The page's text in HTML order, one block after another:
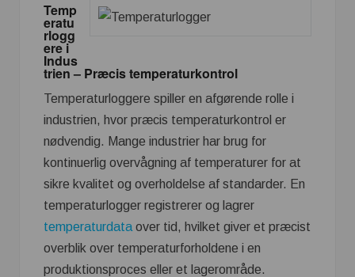
Temp
eratu
rlogg
ere i
Indus
trien – Præcis temperaturkontrol
Temperaturloggere spiller en afgørende rolle i
industrien, hvor præcis temperaturkontrol er
nødvendig. Mange industrier har brug for
kontinuerlig overvågning af temperaturer for at
sikre kvalitet og overholdelse af standarder. En
temperaturlogger registrerer og lagrer
temperaturdata over tid, hvilket giver et præcist
overblik over temperaturforholdene i en
produktionsproces eller et lagerområde.